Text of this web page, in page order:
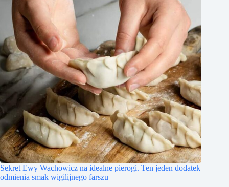
Sekret Ewy Wachowicz na idealne pierogi. Ten jeden dodatek
odmienia smak wigilijnego farszu